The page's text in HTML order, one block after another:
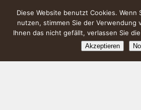
Diese Website benutzt Cookies. Wenn
nutzen, stimmen Sie der Verwendung
Ihnen das nicht gefällt, verlassen Sie
Akzeptieren No